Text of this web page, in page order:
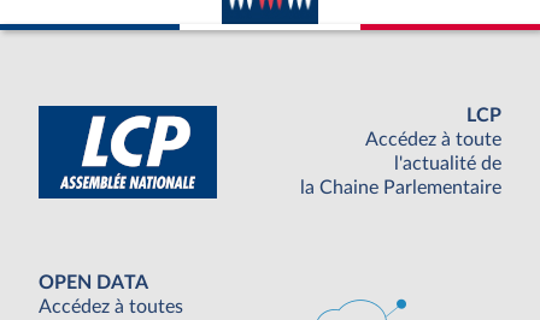
LCP
Accédez à toute
l'actualité de
la Chaine Parlementaire
OPEN DATA
Accédez à toutes